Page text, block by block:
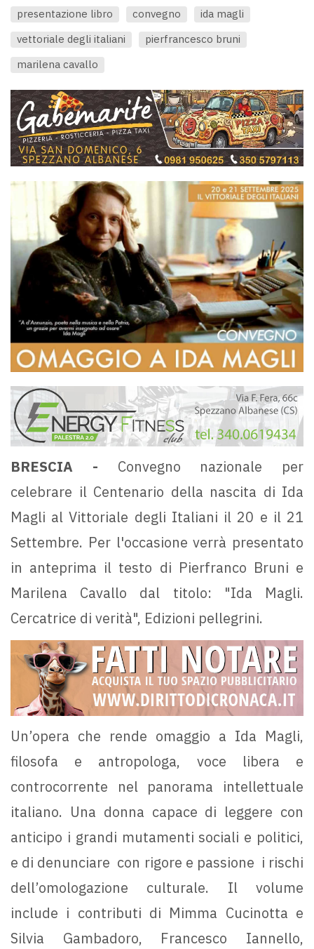
presentazione libro convegno
ida magli
vettoriale degli italiani
pierfrancesco bruni
marilena cavallo
BRESCIA - Convegno nazionale per
celebrare il Centenario della nascita di Ida
Magli al Vittoriale degli Italiani il 20 e il 21
Settembre. Per l'occasione verrà presentato
in anteprima il testo di Pierfranco Bruni e
Marilena Cavallo dal titolo: "Ida Magli.
Cercatrice di verità", Edizioni pellegrini.
Un’opera che rende omaggio a Ida Magli,
filosofa e antropologa, voce libera e
controcorrente nel panorama intellettuale
italiano. Una donna capace di leggere con
anticipo i grandi mutamenti sociali e politici,
e di denunciare con rigore e passione i rischi
dell’omologazione culturale. Il volume
include i contributi di Mimma Cucinotta e
Silvia Gambadoro, Francesco Iannello,